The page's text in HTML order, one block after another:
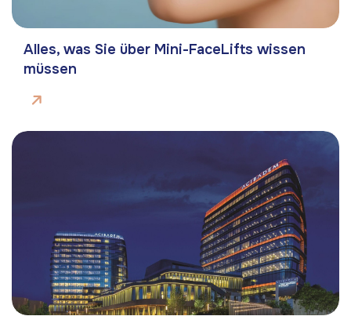
Alles, was Sie über Mini-FaceLifts wissen
müssen